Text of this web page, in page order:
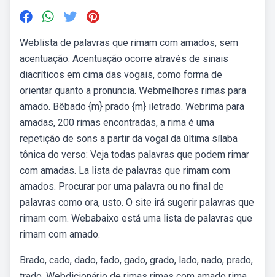
Weblista de palavras que rimam com amados, sem
acentuação. Acentuação ocorre através de sinais
diacríticos em cima das vogais, como forma de
orientar quanto a pronuncia. Webmelhores rimas para
amado. Bêbado {m} prado {m} iletrado. Webrima para
amadas, 200 rimas encontradas, a rima é uma
repetição de sons a partir da vogal da última sílaba
tônica do verso: Veja todas palavras que podem rimar
com amadas. La lista de palavras que rimam com
amados. Procurar por uma palavra ou no final de
palavras como ora, usto. O site irá sugerir palavras que
rimam com. Webabaixo está uma lista de palavras que
rimam com amado.
Brado, cado, dado, fado, gado, grado, lado, nado, prado,